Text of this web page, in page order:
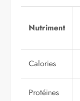
Nutriment
Calories
Protéines